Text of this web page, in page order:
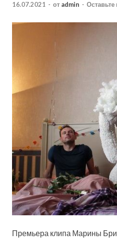
16.07.2021 - от admin -
Премьера клипа Марины